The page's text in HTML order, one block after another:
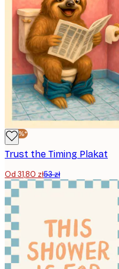
-40%*
Trust the Timing Plakat
Od 31,80 zł53 zł